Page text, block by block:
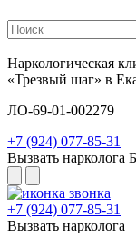
Наркологическая
«Трезвый шаг» в
ЛО-69-01-002279
+7 (924) 077-85-31
Вызвать нарколога
+7 (924) 077-85-31
Вызвать нарколога